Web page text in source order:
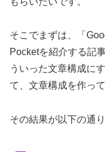
そこでまずは、「
Pocketを紹介する記
ういった文章構成に
て、文章構成を作っ
その結果が以下の通り